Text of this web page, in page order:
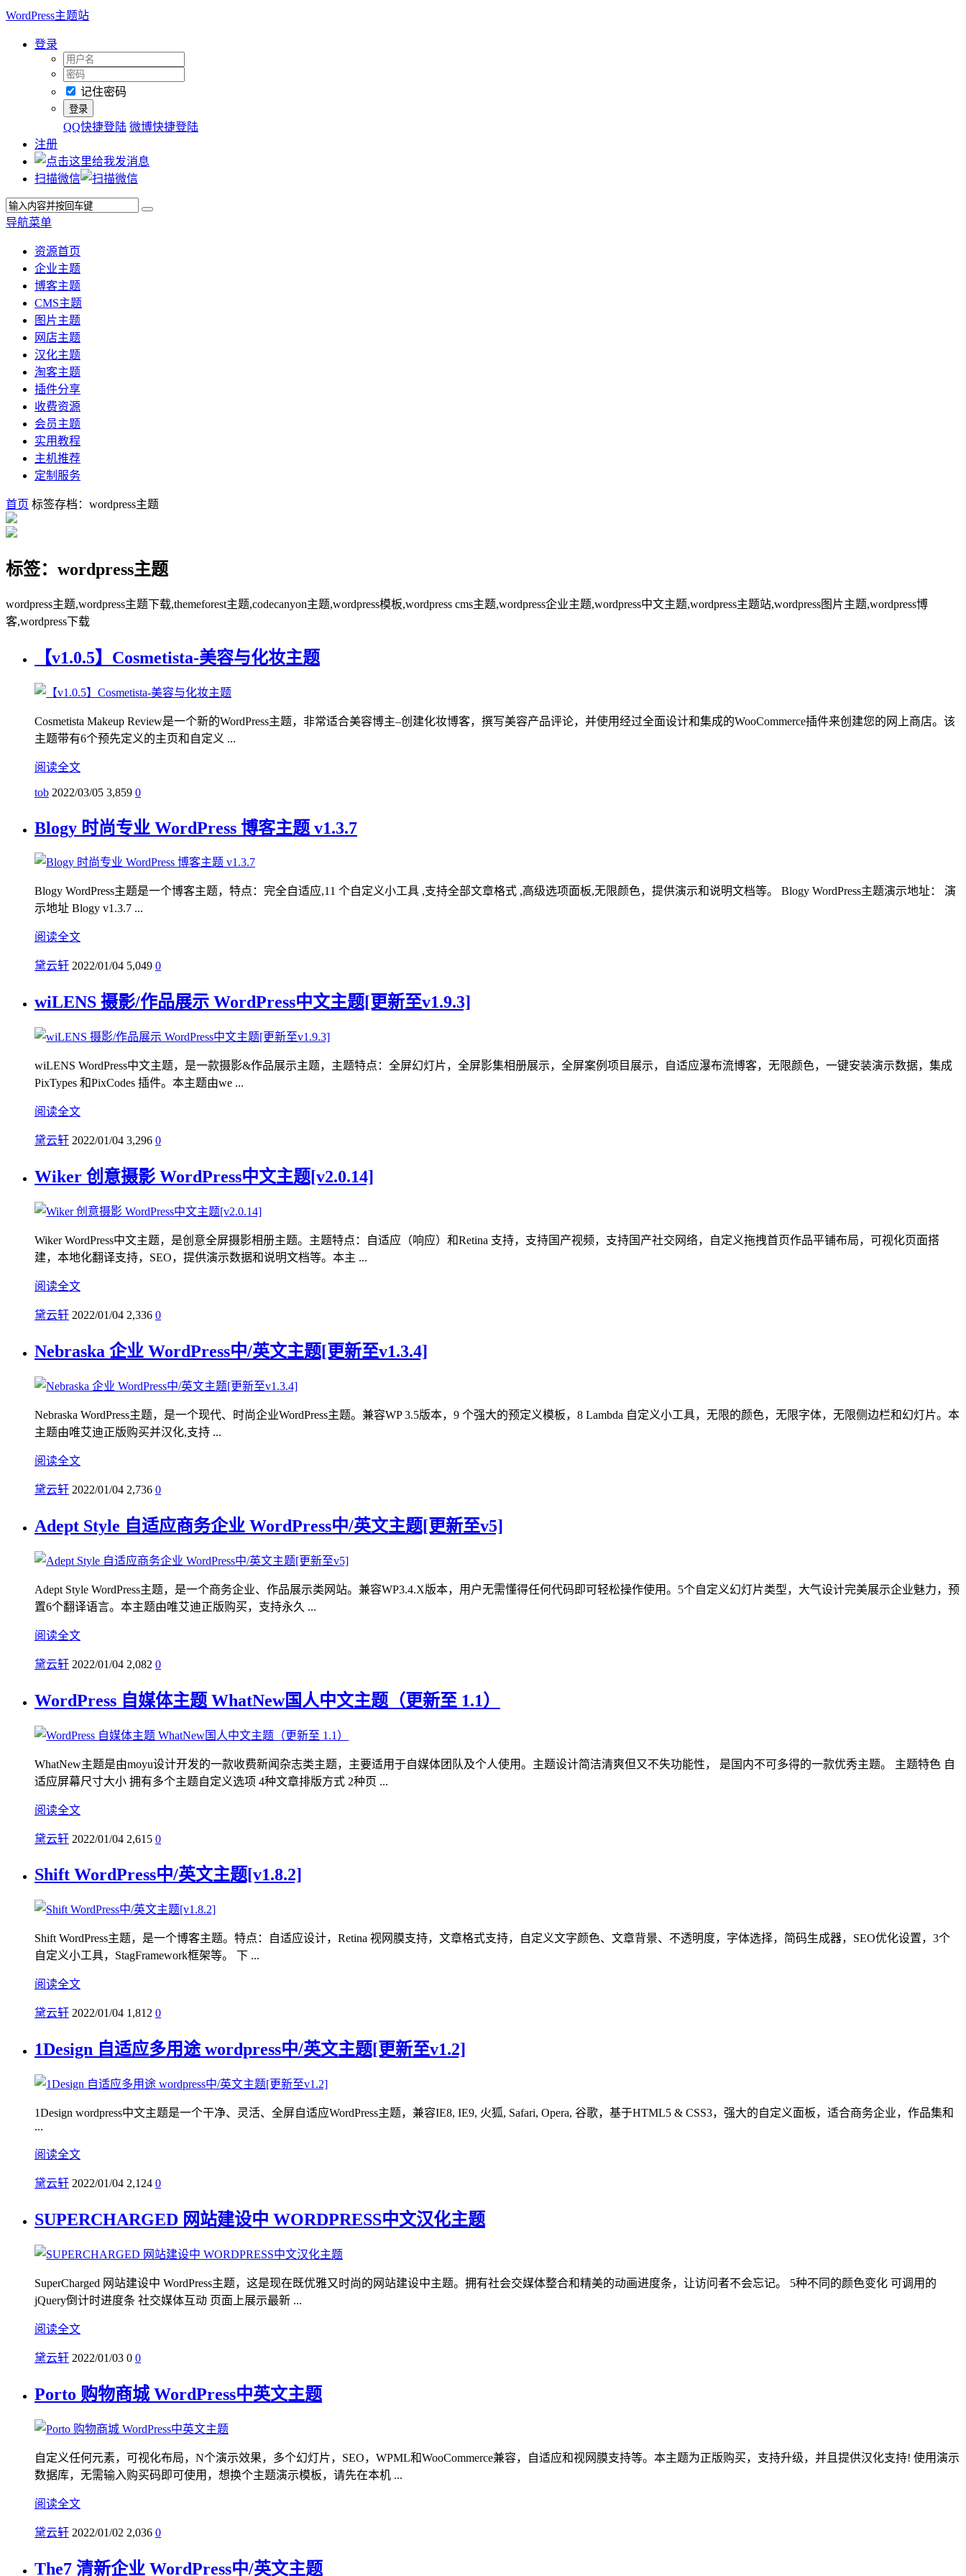
WordPress主题站
登录
记住密码
QQ快捷登陆 微博快捷登陆
注册
扫描微信
导航菜单
资源首页
企业主题
博客主题
CMS主题
图片主题
网店主题
汉化主题
淘客主题
插件分享
收费资源
会员主题
实用教程
主机推荐
定制服务
首页 标签存档：wordpress主题
标签：wordpress主题
wordpress主题,wordpress主题下载,themeforest主题,codecanyon主题,wordpress模板,wordpress cms主题,wordpress企业主题,wordpress中文主题,wordpress主题站,wordpress图片主题,wordpress博
客,wordpress下载
【v1.0.5】Cosmetista-美容与化妆主题
Cosmetista Makeup Review是一个新的WordPress主题，非常适合美容博主–创建化妆博客，撰写美容产品评论，并使用经过全面设计和集成的WooCommerce插件来创建您的网上商店。该
主题带有6个预先定义的主页和自定义 ...
阅读全文
tob 2022/03/05 3,859 0
Blogy 时尚专业 WordPress 博客主题 v1.3.7
Blogy WordPress主题是一个博客主题，特点：完全自适应,11 个自定义小工具 ,支持全部文章格式 ,高级选项面板,无限颜色，提供演示和说明文档等。 Blogy WordPress主题演示地址： 演
示地址 Blogy v1.3.7 ...
阅读全文
黛云轩 2022/01/04 5,049 0
wiLENS 摄影/作品展示 WordPress中文主题[更新至v1.9.3]
wiLENS WordPress中文主题，是一款摄影&作品展示主题，主题特点：全屏幻灯片，全屏影集相册展示，全屏案例项目展示，自适应瀑布流博客，无限颜色，一键安装演示数据，集成
PixTypes 和PixCodes 插件。本主题由we ...
阅读全文
黛云轩 2022/01/04 3,296 0
Wiker 创意摄影 WordPress中文主题[v2.0.14]
Wiker WordPress中文主题，是创意全屏摄影相册主题。主题特点：自适应（响应）和Retina 支持，支持国产视频，支持国产社交网络，自定义拖拽首页作品平铺布局，可视化页面搭
建，本地化翻译支持，SEO，提供演示数据和说明文档等。本主 ...
阅读全文
黛云轩 2022/01/04 2,336 0
Nebraska 企业 WordPress中/英文主题[更新至v1.3.4]
Nebraska WordPress主题，是一个现代、时尚企业WordPress主题。兼容WP 3.5版本，9 个强大的预定义模板，8 Lambda 自定义小工具，无限的颜色，无限字体，无限侧边栏和幻灯片。本
主题由唯艾迪正版购买并汉化,支持 ...
阅读全文
黛云轩 2022/01/04 2,736 0
Adept Style 自适应商务企业 WordPress中/英文主题[更新至v5]
Adept Style WordPress主题，是一个商务企业、作品展示类网站。兼容WP3.4.X版本，用户无需懂得任何代码即可轻松操作使用。5个自定义幻灯片类型，大气设计完美展示企业魅力，预
置6个翻译语言。本主题由唯艾迪正版购买，支持永久 ...
阅读全文
黛云轩 2022/01/04 2,082 0
WordPress 自媒体主题 WhatNew国人中文主题（更新至 1.1）
WhatNew主题是由moyu设计开发的一款收费新闻杂志类主题，主要适用于自媒体团队及个人使用。主题设计简洁清爽但又不失功能性， 是国内不可多得的一款优秀主题。 主题特色 自
适应屏幕尺寸大小 拥有多个主题自定义选项 4种文章排版方式 2种页 ...
阅读全文
黛云轩 2022/01/04 2,615 0
Shift WordPress中/英文主题[v1.8.2]
Shift WordPress主题，是一个博客主题。特点：自适应设计，Retina 视网膜支持，文章格式支持，自定义文字颜色、文章背景、不透明度，字体选择，简码生成器，SEO优化设置，3个
自定义小工具，StagFramework框架等。 下 ...
阅读全文
黛云轩 2022/01/04 1,812 0
1Design 自适应多用途 wordpress中/英文主题[更新至v1.2]
1Design wordpress中文主题是一个干净、灵活、全屏自适应WordPress主题，兼容IE8, IE9, 火狐, Safari, Opera, 谷歌，基于HTML5 & CSS3，强大的自定义面板，适合商务企业，作品集和
...
阅读全文
黛云轩 2022/01/04 2,124 0
SUPERCHARGED 网站建设中 WORDPRESS中文汉化主题
SuperCharged 网站建设中 WordPress主题，这是现在既优雅又时尚的网站建设中主题。拥有社会交媒体整合和精美的动画进度条，让访问者不会忘记。 5种不同的颜色变化 可调用的
jQuery倒计时进度条 社交媒体互动 页面上展示最新 ...
阅读全文
黛云轩 2022/01/03 0 0
Porto 购物商城 WordPress中英文主题
自定义任何元素，可视化布局，N个演示效果，多个幻灯片，SEO，WPML和WooCommerce兼容，自适应和视网膜支持等。本主题为正版购买，支持升级，并且提供汉化支持! 使用演示
数据库，无需输入购买码即可使用，想换个主题演示模板，请先在本机 ...
阅读全文
黛云轩 2022/01/02 2,036 0
The7 清新企业 WordPress中/英文主题